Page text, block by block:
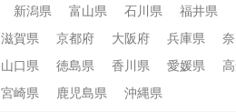
新潟県 富山県 石川県 福井県
滋賀県 京都府 大阪府 兵庫県
山口県 徳島県 香川県 愛媛県
宮崎県 鹿児島県 沖縄県